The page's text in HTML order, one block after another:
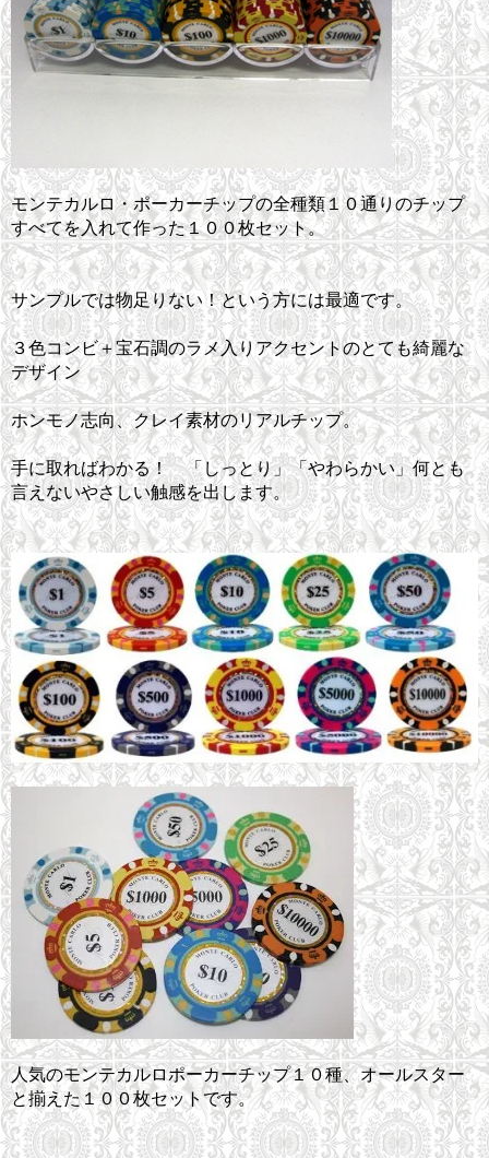
モンテカルロ・ポーカーチップの全種類１０通りのチップ
すべてを入れて作った１００枚セット。
サンプルでは物足りない！という方には最適です。
３色コンビ＋宝石調のラメ入りアクセントのとても綺麗な
デザイン
ホンモノ志向、クレイ素材のリアルチップ。
手に取ればわかる！ 「しっとり」「やわらかい」何とも
言えないやさしい触感を出します。
人気のモンテカルロポーカーチップ１０種、オールスター
と揃えた１００枚セットです。